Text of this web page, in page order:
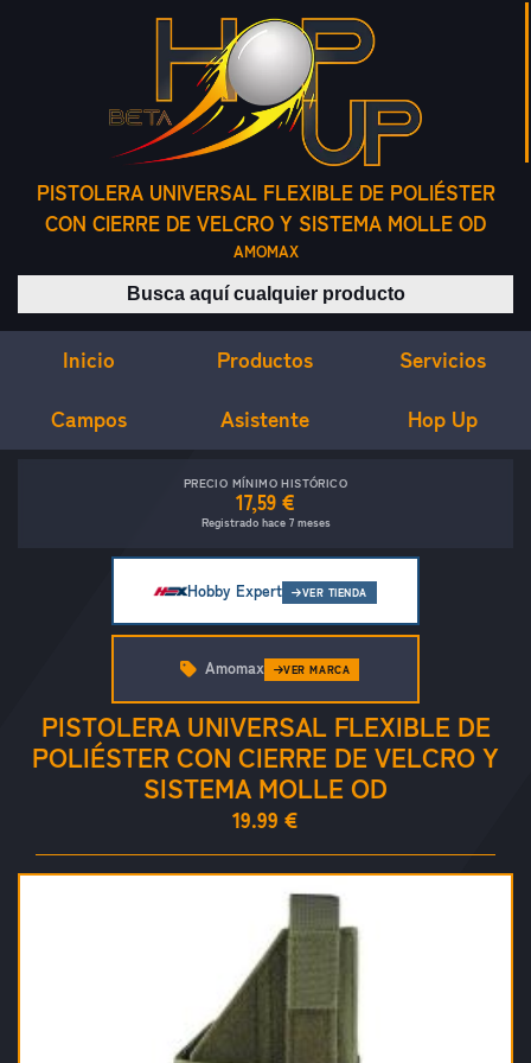
PISTOLERA UNIVERSAL FLEXIBLE DE POLIÉSTER
CON CIERRE DE VELCRO Y SISTEMA MOLLE OD
AMOMAX
Buscar productos
Inicio Productos Servicios
Campos Asistente Hop Up
PRECIO MÍNIMO HISTÓRICO
17,59 €
Registrado hace 7 meses
Hobby Expert VER TIENDA
PISTOLERA UNIVERSAL FLEXIBLE DE
POLIÉSTER CON CIERRE DE VELCRO Y
SISTEMA MOLLE OD
19.99 €
Amomax VER MARCA